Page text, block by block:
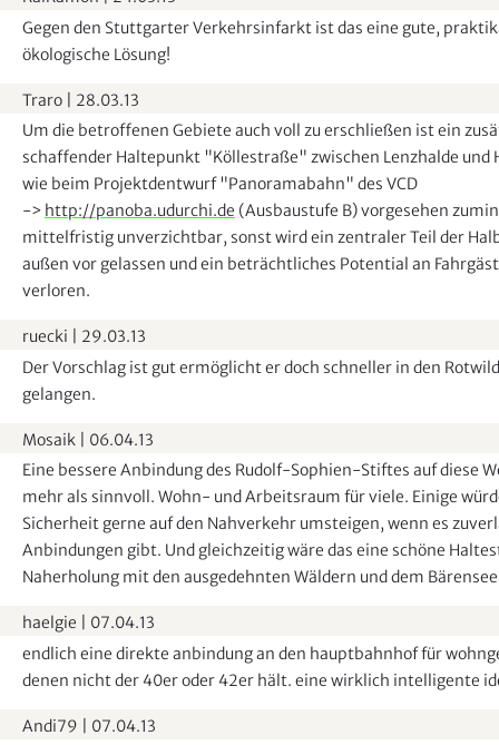
Gegen den Stuttgarter Verkehrsinfarkt ist das eine gute,
ökologische Lösung!
Traro
28.03.13
Um die betroffenen Gebiete auch voll zu erschließen ist ein
schaffender Haltepunkt "Köllestraße" zwischen Lenzhalde und
wie beim Projektdentwurf "Panoramabahn" des VCD
-> http://panoba.udurchi.de (Ausbaustufe B) vorgesehen
mittelfristig unverzichtbar, sonst wird ein zentraler Teil der
außen vor gelassen und ein beträchtliches Potential an
verloren.
ruecki
29.03.13
Der Vorschlag ist gut ermöglicht er doch schneller in den
gelangen.
Mosaik
06.04.13
Eine bessere Anbindung des Rudolf-Sophien-Stiftes auf diese
mehr als sinnvoll. Wohn- und Arbeitsraum für viele. Einige
Sicherheit gerne auf den Nahverkehr umsteigen, wenn es
Anbindungen gibt. Und gleichzeitig wäre das eine schöne
Naherholung mit den ausgedehnten Wäldern und dem
haelgie
07.04.13
endlich eine direkte anbindung an den hauptbahnhof für
denen nicht der 40er oder 42er hält. eine wirklich intelligente
Andi79
07.04.13